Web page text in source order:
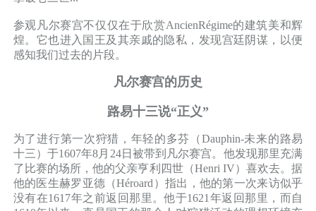
参观凡尔赛宫不仅仅在于欣赏AncienRégime的建筑美和辉
煌。它也进入国王及其亲戚的隐私，发现宫廷阴谋，以便
感知我们过去的片段。
凡尔赛宫的历史
路易十三说“正义”
为了进行第一次狩猎，年轻的多芬（Dauphin-未来的路易
十三）于1607年8月24日被带到凡尔赛宫。他发现那里充满
了比赛的场所，他的父亲亨利四世（Henri IV）喜欢去。据
他的医生赫罗亚德（Héroard）指出，他的第一次来访似乎
没有在1617年之前返回那里。他于1621年返回那里，而自